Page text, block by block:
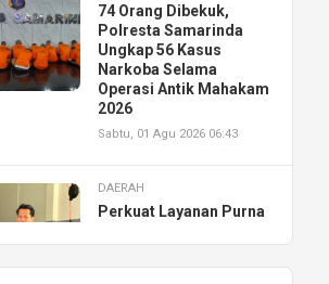
74 Orang Dibekuk,
Polresta Samarinda
Ungkap 56 Kasus
Narkoba Selama
Operasi Antik Mahakam
2026
Sabtu, 01 Agu 2026 06:43
DAERAH
Perkuat Layanan Purna
Resmikan AHASS